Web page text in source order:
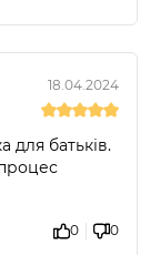
18.04.2024
для батьків.
0 0